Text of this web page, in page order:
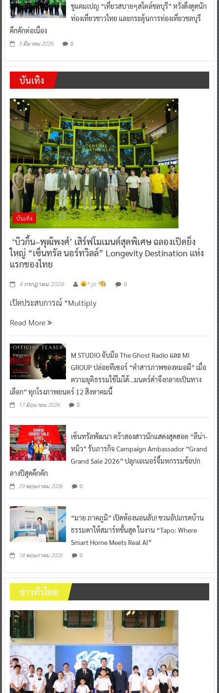
ชูแคมเปญ “เที่ยวสบายๆสไตล์ชลบุรี” หวังดึงดูดนัก
ท่องเที่ยวชาวไทย และกระตุ้นการท่องเที่ยวชลบุรี
คึกคักต่อเนื่อง
5 มีนาคม 2026 0
บันเทิง
บันเทิง
‘บิวกิ้น–พุฒิพงศ์’ เสิร์ฟโมเมนต์สุดพิเศษ ฉลองเปิดยิ่ง
ใหญ่ “เซ็นทรัล นอร์ทวิลล์” Longevity Destination แห่ง
แรกของไทย
4 กรกฎาคม 2026 ^ jo ^ 0
เปิดประสบการณ์ “Multiply
Read More
M STUDIO จับมือ The Ghost Radio และ MI
GROUP ปล่อยทีเซอร์ “คำสารภาพของหมอผี” เมื่อ
ความยุติธรรมใช้ไม่ได้…มนตร์ดำจึงกลายเป็นทาง
เลือก” ทุกโรงภาพยนตร์ 12 สิงหาคมนี้
17 มิถุนายน 2026 0
เซ็นทรัลพัฒนา คว้าสองสาวนักแสดงสุดฮอต “ลีน่า-
หมิว” รับภารกิจ Campaign Ambassador “Grand
Grand Sale 2026” ปลุกเอเนอร์จี้มหกรรมช้อปก
ลางปีสุดคึกคัก
29 พฤษภาคม 2026 0
“มาย ภาคภูมิ” เปิดห้องนอนลับ! ชวนอัปเกรดบ้าน
ธรรมดาให้สมาร์ทขั้นสุด ในงาน “Tapo: Where
Smart Home Meets Real AI”
18 พฤษภาคม 2026 0
ข่าวทั่วไทย